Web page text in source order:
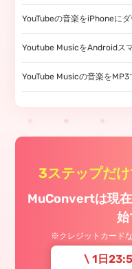
YouTubeの音楽をiPhoneに
Youtube MusicをAndroidス
YouTube Musicの音楽を
3ステップだ
MuConvertは現
始
※クレジットカード
\ 1日